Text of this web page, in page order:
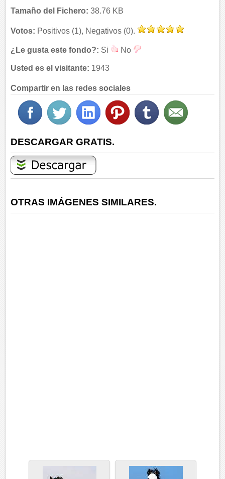
Tamaño del Fichero: 38.76 KB
Votos: Positivos (1), Negativos (0).
¿Le gusta este fondo?: Si No
Usted es el visitante: 1943
Compartir en las redes sociales
DESCARGAR GRATIS.
OTRAS IMÁGENES SIMILARES.